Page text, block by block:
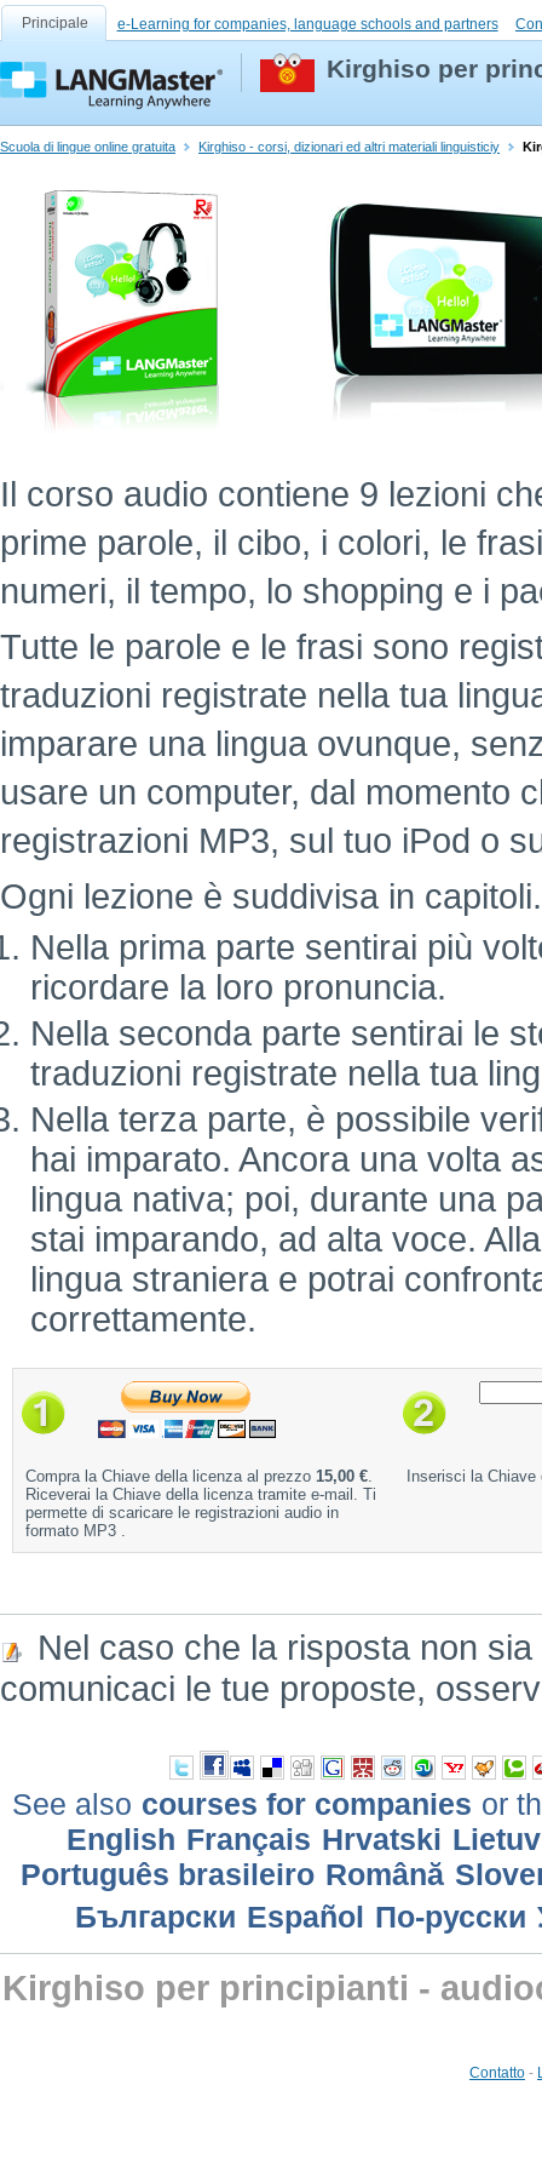
Principale e-Learning for companies, language schools and partners
Kirghiso per
Scuola di lingue online gratuita Kirghiso - corsi, dizionari ed altri materiali linguisticiy
Il corso audio contiene 9 lezioni
prime parole, il cibo, i colori, le
numeri, il tempo, lo shopping e i
Tutte le parole e le frasi sono
traduzioni registrate nella tua
imparare una lingua ovunque,
usare un computer, dal momento
registrazioni MP3, sul tuo iPod o
Ogni lezione è suddivisa in
Nella prima parte sentirai più
ricordare la loro pronuncia.
Nella seconda parte sentirai le
traduzioni registrate nella tua
Nella terza parte, è possibile
hai imparato. Ancora una volta
lingua nativa; poi, durante una
stai imparando, ad alta voce.
lingua straniera e potrai
correttamente.
Compra la Chiave della licenza al prezzo 15,00 €.
Riceverai la Chiave della licenza tramite e-mail. Ti
permette di scaricare le registrazioni audio in
formato MP3 .
Inserisci la
Nel caso che la risposta non
comunicaci le tue proposte,
See also courses for companies or
English Français Hrvatski
Português brasileiro Română
Български Еspañol По-русски
Kirghiso per principianti -
Contatto -